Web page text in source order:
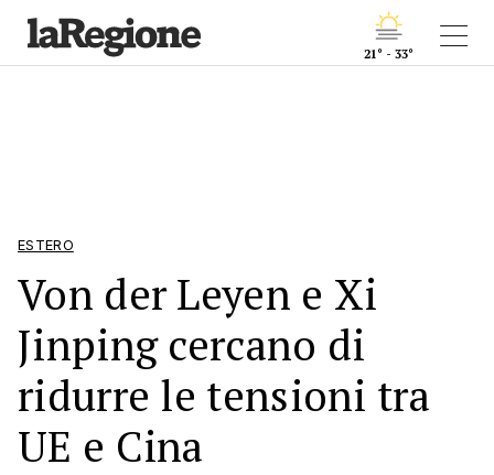
21° - 33°
ESTERO
Von der Leyen e Xi
Jinping cercano di
ridurre le tensioni tra
UE e Cina